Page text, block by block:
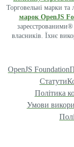
Торговельні марки та
марок OpenJS
власників. Їхнє
OpenJS Foundation
Статути
Політика
Умови